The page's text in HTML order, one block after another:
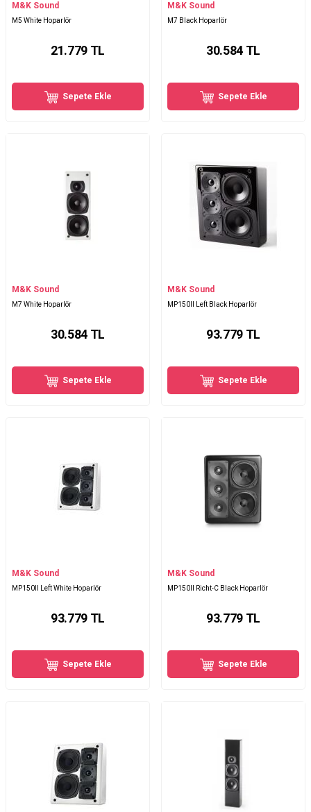
M&K Sound
M5 White Hoparlör
21.779TL
Sepete Ekle
M&K Sound
M7 Black Hoparlör
30.584TL
Sepete Ekle
M&K Sound
M7 White Hoparlör
30.584TL
Sepete Ekle
M&K Sound
MP150II Left Black Hoparlör
93.779TL
Sepete Ekle
M&K Sound
MP150II Left White Hoparlör
93.779TL
Sepete Ekle
M&K Sound
MP150II Richt-C Black Hoparlör
93.779TL
Sepete Ekle